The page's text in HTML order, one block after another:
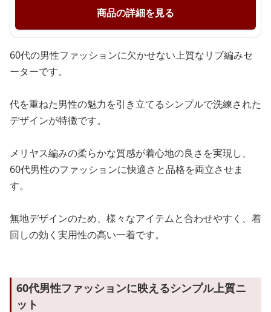
商品の詳細を見る
60代の男性ファッションに欠かせない上質なリブ編みセ
ーターです。
代を重ねた男性の魅力を引き立てるシンプルで洗練された
デザインが特徴です。
メリヤス編みの柔らかな質感が着心地の良さを実現し、
60代男性のファッションに快適さと品格を両立させま
す。
無地デザインのため、様々なアイテムと合わせやすく、着
回しの効く実用性の高い一着です。
60代男性ファッションに映えるシンプル上質ニ
ット